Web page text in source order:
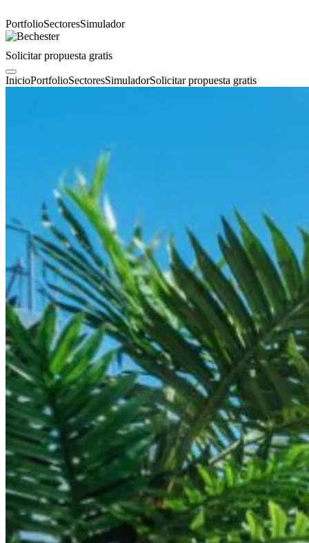
PortfolioSectoresSimulador
Solicitar propuesta gratis
InicioPortfolioSectoresSimuladorSolicitar propuesta gratis